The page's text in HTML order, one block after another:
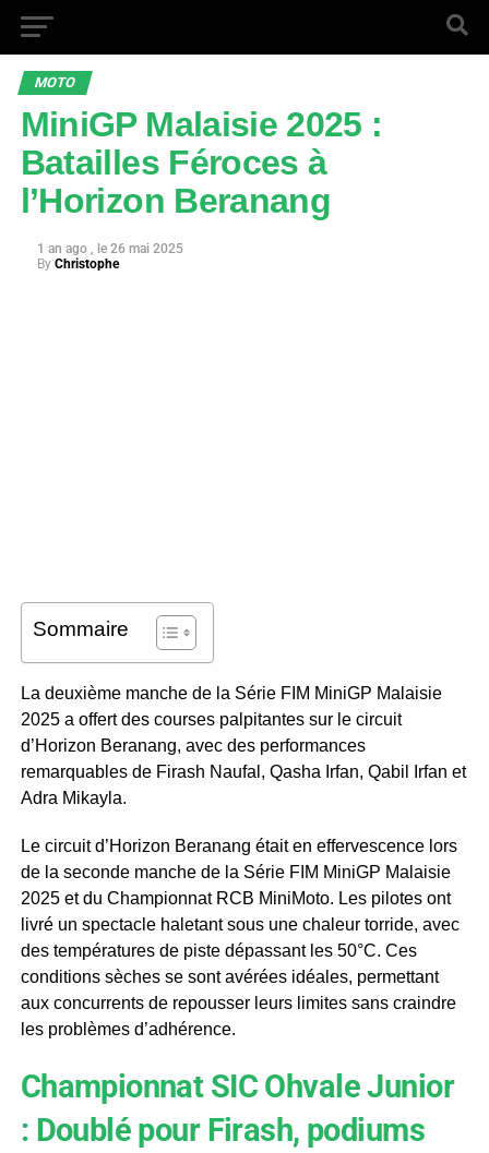
MOTO
MiniGP Malaisie 2025 :
Batailles Féroces à
l’Horizon Beranang
1 an ago
26 mai 2025
By Christophe
Sommaire
La deuxième manche de la Série FIM MiniGP Malaisie
2025 a offert des courses palpitantes sur le circuit
d’Horizon Beranang, avec des performances
remarquables de Firash Naufal, Qasha Irfan, Qabil Irfan et
Adra Mikayla.
Le circuit d’Horizon Beranang était en effervescence lors
de la seconde manche de la Série FIM MiniGP Malaisie
2025 et du Championnat RCB MiniMoto. Les pilotes ont
livré un spectacle haletant sous une chaleur torride, avec
des températures de piste dépassant les 50°C. Ces
conditions sèches se sont avérées idéales, permettant
aux concurrents de repousser leurs limites sans craindre
les problèmes d’adhérence.
Championnat SIC Ohvale Junior
: Doublé pour Firash, podiums